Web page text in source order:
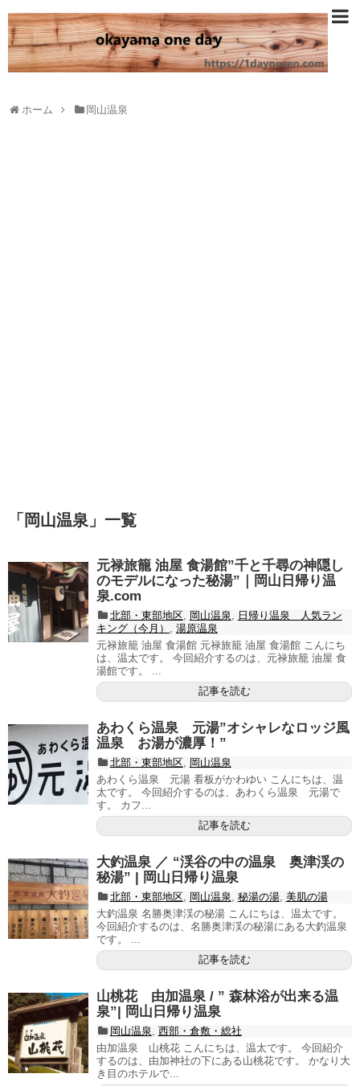
ホーム 岡山温泉
「 岡山温泉 」 一覧
元禄旅籠 油屋 食湯館”千と千尋の神隠し
のモデルになった秘湯”｜岡山日帰り温
泉.com
北部・東部地区, 岡山温泉
日帰り温泉 人気ラン
キング（今月）
湯原温泉
元禄旅籠 油屋 食湯館 元禄旅籠 油屋 食湯館 こんにち
は、温太です。 今回紹介するのは、元禄旅籠 油屋 食
湯館です。 ...
記事を読む
あわくら温泉 元湯”オシャレなロッジ風
温泉 お湯が濃厚！”
北部・東部地区,
岡山温泉
あわくら温泉 元湯 看板がかわゆい こんにちは、温
太です。 今回紹介するのは、あわくら温泉 元湯で
す。 カフ...
記事を読む
大釣温泉 ／ “渓谷の中の温泉 奥津渓の
秘湯” | 岡山日帰り温泉
北部・東部地区, 岡山温泉 秘湯の湯, 美肌の湯
大釣温泉 名勝奥津渓の秘湯 こんにちは、温太です。
今回紹介するのは、名勝奥津渓の秘湯にある大釣温泉
です。 ...
記事を読む
山桃花 由加温泉 / ” 森林浴が出来る温
泉”| 岡山日帰り温泉
岡山温泉 西部・倉敷・総社
由加温泉 山桃花 こんにちは、温太です。 今回紹介
するのは、由加神社の下にある山桃花です。 かなり大
き目のホテルで...